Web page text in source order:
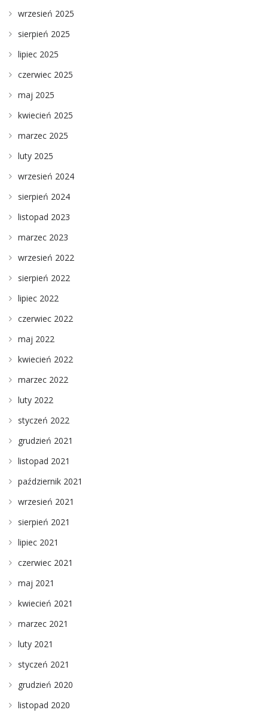
wrzesień 2025
sierpień 2025
lipiec 2025
czerwiec 2025
maj 2025
kwiecień 2025
marzec 2025
luty 2025
wrzesień 2024
sierpień 2024
listopad 2023
marzec 2023
wrzesień 2022
sierpień 2022
lipiec 2022
czerwiec 2022
maj 2022
kwiecień 2022
marzec 2022
luty 2022
styczeń 2022
grudzień 2021
listopad 2021
październik 2021
wrzesień 2021
sierpień 2021
lipiec 2021
czerwiec 2021
maj 2021
kwiecień 2021
marzec 2021
luty 2021
styczeń 2021
grudzień 2020
listopad 2020